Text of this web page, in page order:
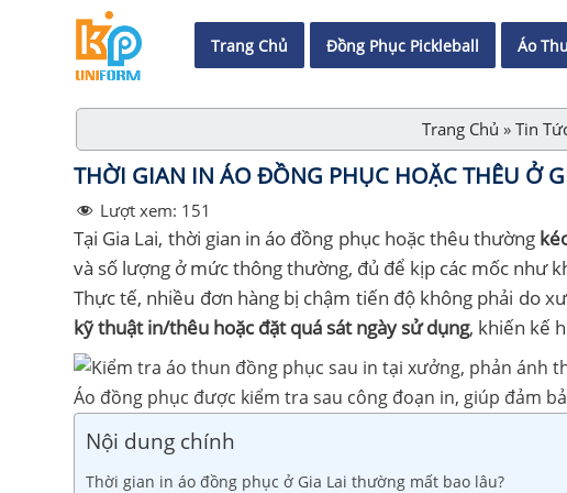
Trang Chủ Đồng Phục Pickleball Áo
Trang Chủ » Tin
THỜI GIAN IN ÁO ĐỒNG PHỤC HOẶC THÊU Ở
Lượt xem: 151
Tại Gia Lai, thời gian in áo đồng phục hoặc thêu thường
và số lượng ở mức thông thường, đủ để kịp các mốc như
Thực tế, nhiều đơn hàng bị chậm tiến độ không phải do
kỹ thuật in/thêu hoặc đặt quá sát ngày sử dụng, khiến kế
Áo đồng phục được kiểm tra sau công đoạn in, giúp đảm
Nội dung chính
Thời gian in áo đồng phục ở Gia Lai thường mất bao lâu?